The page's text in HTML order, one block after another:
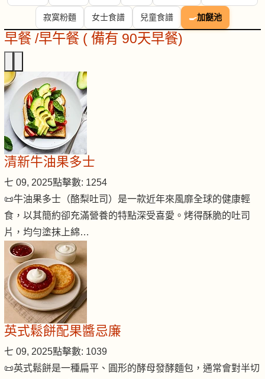
寂寞粉麵 女士食譜 兒童食譜 🍳加餸池
早餐 /早午餐 ( 備有 90天早餐)
清新牛油果多士
七 09, 2025點擊數: 1254
📜牛油果多士（酪梨吐司）是一款近年來風靡全球的健康輕
食，以其簡約卻充滿營養的特點深受喜愛。烤得酥脆的吐司
片，均勻塗抹上綿…
英式鬆餅配果醬忌廉
七 09, 2025點擊數: 1039
📜英式鬆餅是一種扁平、圓形的酵母發酵麵包，通常會對半切